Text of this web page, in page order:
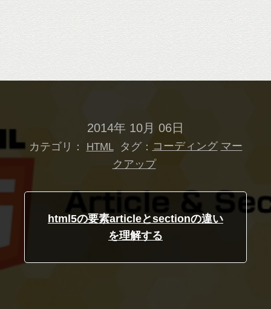
2014年 10月 06日
カテゴリ： HTML タグ： コーディング マー
クアップ
html5の要素articleとsectionの違い
を理解する